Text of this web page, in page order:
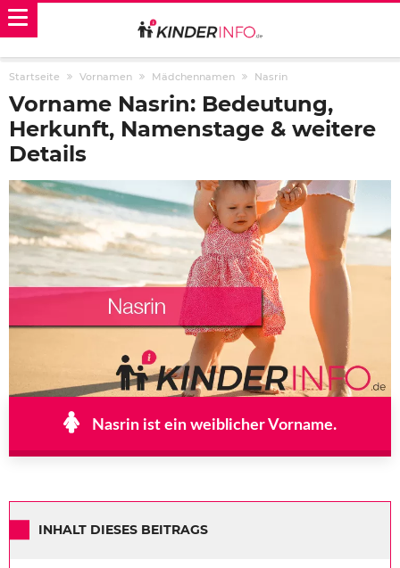
Startseite Vornamen Mädchennamen Nasrin
Vorname Nasrin: Bedeutung,
Herkunft, Namenstage & weitere
Details
Nasrin ist ein weiblicher Vorname.
INHALT DIESES BEITRAGS